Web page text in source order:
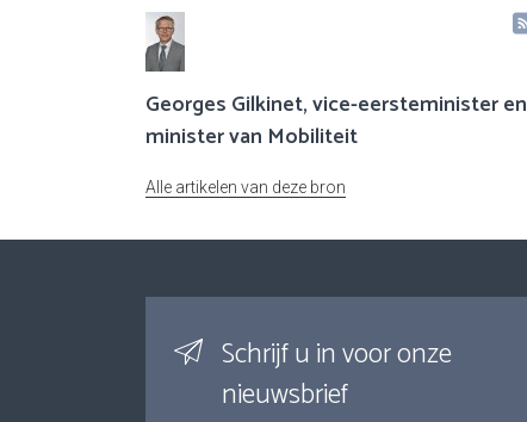
Georges Gilkinet, vice-eersteminister en
minister van Mobiliteit
Alle artikelen van deze bron
Schrijf u in voor onze
nieuwsbrief